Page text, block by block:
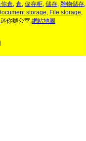
倉, 倉, 儲存柜, 儲存, 雜物儲存,
storage, File storage,
,迷你辦公室,網站地圖